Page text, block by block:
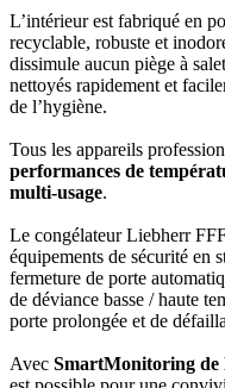
L’intérieur est fabriqué en
recyclable, robuste et
dissimule aucun piège à
nettoyés rapidement et
de l’hygiène.
Tous les appareils
performances de
multi-usage.
Le congélateur Liebherr
équipements de sécurité en
fermeture de porte
de déviance basse / haute
porte prolongée et de
Avec SmartMonitoring